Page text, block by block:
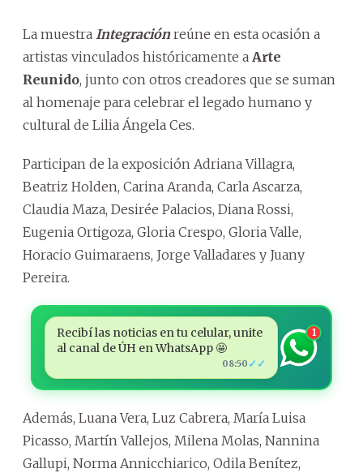
La muestra Integraciónreúne en esta ocasión a
artistas vinculados históricamente a Arte
Reunido, junto con otros creadores que se suman
al homenaje para celebrar el legado humano y
cultural de Lilia Ángela Ces.
Participan de la exposición Adriana Villagra,
Beatriz Holden, Carina Aranda, Carla Ascarza,
Claudia Maza, Desirée Palacios, Diana Rossi,
Eugenia Ortigoza, Gloria Crespo, Gloria Valle,
Horacio Guimaraens, Jorge Valladares y Juany
Pereira.
Recibí las noticias en tu celular, unite
al canal de ÚH en WhatsApp 🤩
08:50 ✓✓
1
Además, Luana Vera, Luz Cabrera, María Luisa
Picasso, Martín Vallejos, Milena Molas, Nannina
Gallupi, Norma Annicchiarico, Odila Benítez,